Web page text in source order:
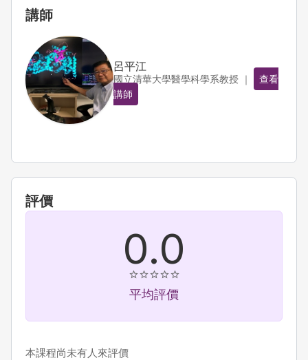
講師
呂平江
國立清華大學醫學科學系教授 ｜
查看
講師
評價
0.0
平均評價
本課程尚未有人來評價